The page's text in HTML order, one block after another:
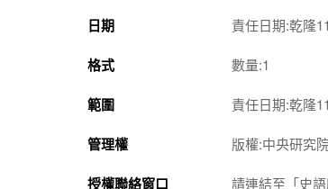
日期 責任日期:乾隆
格式 數量:1
範圍 責任日期:乾隆
管理權 版權:中央研究
授權聯絡窗口
請連結至「史